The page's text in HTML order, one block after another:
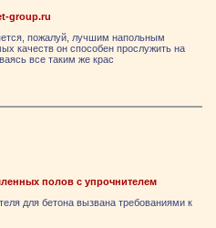
group.ru
пожалуй, лучшим напольным
качеств он способен прослужить на
все таким же крас
полов с упрочнителем
для бетона вызвана требованиями к